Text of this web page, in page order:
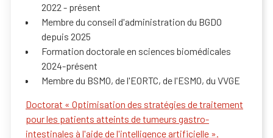
2022 - présent
Membre du conseil d'administration du BGDO
depuis 2025
Formation doctorale en sciences biomédicales
2024-présent
Membre du BSMO, de l'EORTC, de l'ESMO, du VVGE
Doctorat « Optimisation des stratégies de traitement
pour les patients atteints de tumeurs gastro-
intestinales à l'aide de l'intelligence artificielle ».